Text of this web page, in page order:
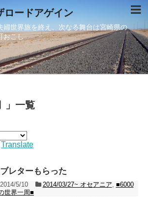
ロードアゲイン
婦世界旅を終え、次なる舞台は宮崎県の
おこし
」一覧
Translate
レターもらった
2014/5/10 2014/03/27~ オセアニア, ■6000
世界一周■